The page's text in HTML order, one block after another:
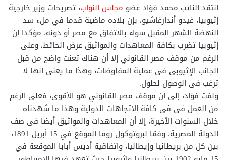
انتقد النائب محمد فؤاد عضو مجلس النواب، تصريحات وزير خارجية
إثيوبيا، غيدو أندارغاشيو، بإن بلاده ماضية قدما في ملء سد
النهضة الشهر المقبل سواء بالاتفاق مع مصر أو دونه، مؤكدا ان
إثيوبيا تضرب بكافة المعاهدات والمواثيق عرض الحائط، وعلى
الرغم من موقف مصر القانوني إلا أن هناك تعنت واضح من قبل
الجانب الإثيوبى فى عملية المفاوضات، وهذا ما يعنى أنها لا
ترغب فى الوصول لحلول.
ولفت فؤاد، إلى أن موقف مصر القانوني هو الأقوى، فعلى الرغم
من العمل فى فى كافة الاتجاهات الدولية وهذا ما شهدناه
خلال السنوات الأخيرة، إلا أن المعاهدات والمواثيق أيضا فى صف
الدولة المصرية، وفقا لبروتوكول روما الموقع في 15 أبريل 1891،
بين كل من بريطانيا وإيطاليا، واتفاقية أديس أبابا الموقعة في